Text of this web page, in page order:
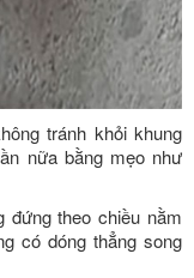
tránh khỏi khung
nữa bằng mẹo như
đứng theo chiều nằm
có dóng thẳng song